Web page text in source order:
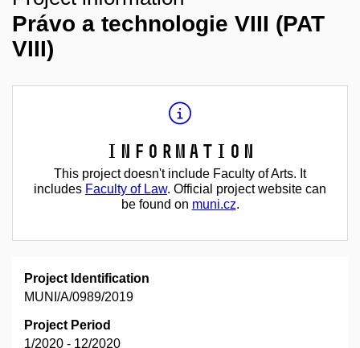
Právo a technologie VIII (PAT
VIII)
Information
This project doesn't include Faculty of Arts. It
includes Faculty of Law. Official project website can
be found on muni.cz.
Project Identification
MUNI/A/0989/2019
Project Period
1/2020 - 12/2020